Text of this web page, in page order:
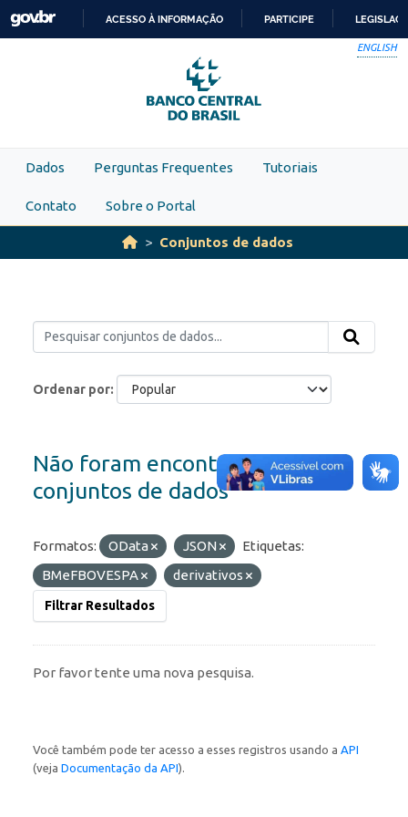
Skip to main content
PARA
O
CONTEÚDO
ACESSO À INFORMAÇÃO PARTICIPE
ENGLISH
Dados Perguntas Frequentes Tutoriais
Contato Sobre o Portal
Conjuntos de dados
Ordenar por
Não foram encontrados
conjuntos de dados
Formatos: OData JSON
Etiquetas:
BMeFBOVESPA
derivativos
Filtrar Resultados
Por favor tente uma nova pesquisa.
Você também pode ter acesso a esses registros usando a API
(veja Documentação da API).